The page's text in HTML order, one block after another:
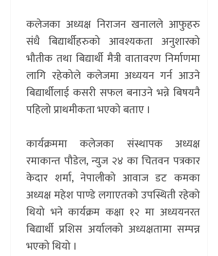
कलेजका अध्यक्ष निराजन खनालले आफुहरु
संंधै बिद्यार्थीहरुको आवश्यकता अनुशारको
भौतीक तथा बिद्यार्थी मैत्री वातावरण निर्माणमा
लागि रहेकोले कलेजमा अध्ययन गर्न आउने
बिद्यार्थीलाई कसरी सफल बनाउने भन्ने बिषयनै
पहिलो प्राथमीकता भएको बताए ।
कार्यक्रममा कलेजका संस्थापक अध्यक्ष
रमाकान्त पौडेल, न्युज २४ का चितवन पत्रकार
केदार शर्मा, नेपालीको आवाज डट कमका
अध्यक्ष महेश पाण्डे लगाएतको उपस्थिती रहेको
थियो भने कार्यक्रम कक्षा १२ मा अध्ययनरत
बिद्यार्थी प्रशिस अर्यालको अध्यक्षतामा सम्पन्न
भएको थियो ।